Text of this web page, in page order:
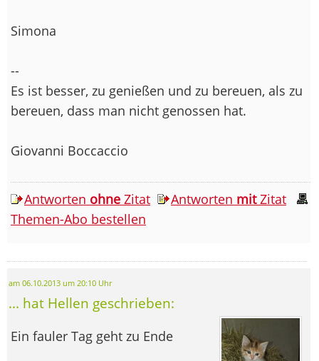
Simona
--
Es ist besser, zu genießen und zu bereuen, als zu
bereuen, dass man nicht genossen hat.
Giovanni Boccaccio
Antworten ohne Zitat Antworten mitZitat
Themen-Abo bestellen
am 06.10.2013 um 20:10 Uhr
... hat Hellen geschrieben:
Ein fauler Tag geht zu Ende